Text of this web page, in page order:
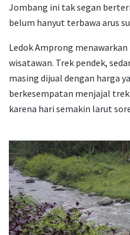
Jombang ini tak segan
belum hanyut terbawa arus
Ledok Amprong
wisatawan. Trek pendek,
masing dijual dengan harga
berkesempatan menjajal trek
karena hari semakin larut